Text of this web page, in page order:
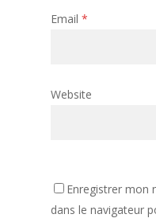
Email *
Website
Enregistrer mon
dans le navigateur